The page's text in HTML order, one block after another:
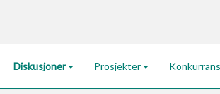
Diskusjoner Prosjekter